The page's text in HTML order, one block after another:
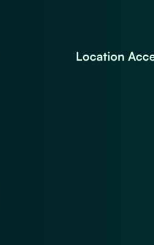
Location